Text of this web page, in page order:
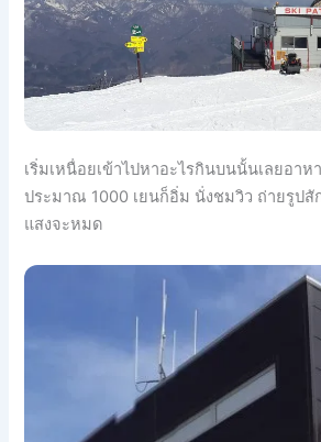
เริ่มเหนื่อยเข้าไปหาอะไรกินบนนั้นเลยอาห
ประมาณ 1000 เยนก็อิ่ม นั่งชมวิว ถ่ายรูปสั
แสงจะหมด